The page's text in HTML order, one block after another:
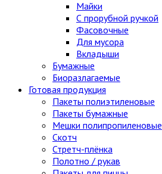
Майки
С прорубной ручкой
Фасовочные
Для мусора
Вкладыши
Бумажные
Биоразлагаемые
Готовая продукция
Пакеты полиэтиленовые
Пакеты бумажные
Мешки полипропиленовые
Скотч
Стретч-плёнка
Полотно / рукав